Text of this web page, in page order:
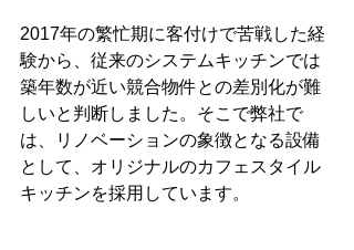
2017年の繁忙期に客付けで苦戦した経
験から、従来のシステムキッチンでは
築年数が近い競合物件との差別化が難
しいと判断しました。そこで弊社で
は、リノベーションの象徴となる設備
として、オリジナルのカフェスタイル
キッチンを採用しています。